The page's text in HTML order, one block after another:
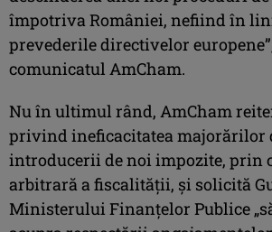
împotriva României, nefiind în
prevederile directivelor
comunicatul AmCham.
Nu în ultimul rând, AmCham
privind ineficacitatea majorărilor
introducerii de noi impozite, prin
arbitrară a fiscalităţii, şi solicită
Ministerului Finanţelor Publice